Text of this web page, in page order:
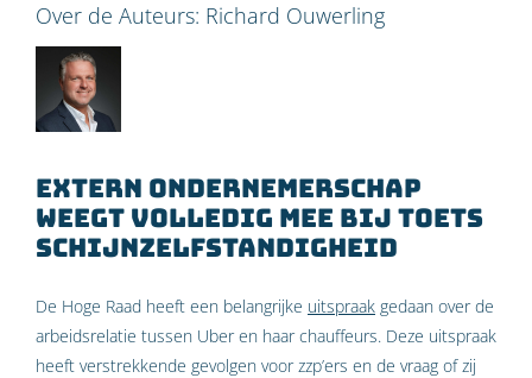
Over de Auteurs: Richard Ouwerling
Extern ondernemerschap
weegt volledig mee bij toets
schijnzelfstandigheid
De Hoge Raad heeft een belangrijke uitspraak gedaan over de
arbeidsrelatie tussen Uber en haar chauffeurs. Deze uitspraak
heeft verstrekkende gevolgen voor zzp’ers en de vraag of zij